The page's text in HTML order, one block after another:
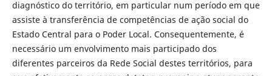
diagnóstico do território, em particular num período em que
assiste à transferência de competências de ação social do
Estado Central para o Poder Local. Consequentemente, é
necessário um envolvimento mais participado dos
diferentes parceiros da Rede Social destes territórios, para